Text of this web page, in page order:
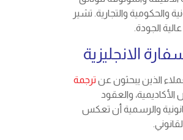
والحكومية والتجارية. تشير
الجودة.
الانجليزية
الذين يبحثون عن ترجمة
والعقود
والرسمية أن تعكس